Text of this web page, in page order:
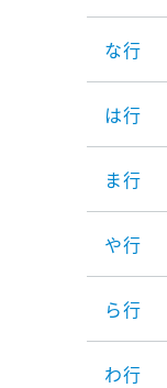
な行
は行
ま行
や行
ら行
わ行